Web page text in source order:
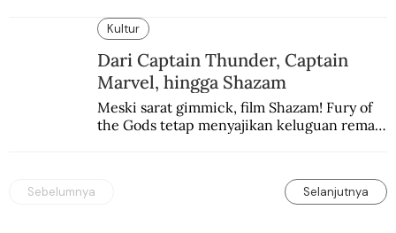
Kultur
Dari Captain Thunder, Captain
Marvel, hingga Shazam
Meski sarat gimmick, film Shazam! Fury of
the Gods tetap menyajikan keluguan remaja
Sebelumnya Selanjutnya